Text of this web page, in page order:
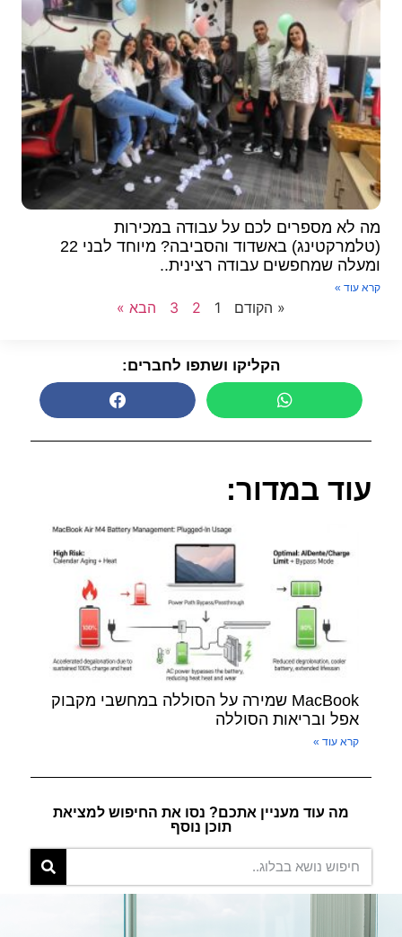
מה לא מספרים לכם על עבודה במכירות
(טלמרקטינג) באשדוד והסביבה? מיוחד לבני 22
ומעלה שמחפשים עבודה רצינית..
קרא עוד »
« הקודם 1
2
3 הבא »
הקליקו ושתפו לחברים:
עוד במדור:
MacBook שמירה על הסוללה במחשבי מקבוק
אפל ובריאות הסוללה
קרא עוד »
מה עוד מעניין אתכם? נסו את החיפוש למציאת
תוכן נוסף